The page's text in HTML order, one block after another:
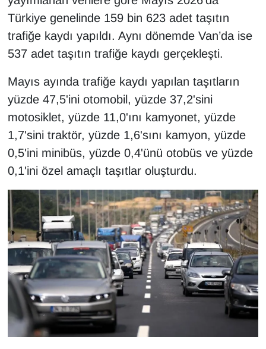
Türkiye genelinde 159 bin 623 adet taşıtın
trafiğe kaydı yapıldı. Aynı dönemde Van’da ise
537 adet taşıtın trafiğe kaydı gerçekleşti.
Mayıs ayında trafiğe kaydı yapılan taşıtların
yüzde 47,5'ini otomobil, yüzde 37,2'sini
motosiklet, yüzde 11,0'ını kamyonet, yüzde
1,7'sini traktör, yüzde 1,6'sını kamyon, yüzde
0,5'ini minibüs, yüzde 0,4'ünü otobüs ve yüzde
0,1'ini özel amaçlı taşıtlar oluşturdu.
Kadın
Kamu Alımları
Kültür & Sanat
KURDÎ
MAGAZİN
MEDYA
ONE EKONOMİ
POLİTİKA
Resmi İlanlar
RÖPORTAJ
SAĞLIK